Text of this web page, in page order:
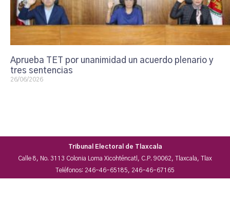
Aprueba TET por unanimidad un acuerdo plenario y
tres sentencias
26/06/2026
Tribunal Electoral de Tlaxcala
Calle 8, No. 3113 Colonia Loma Xicohténcatl, C.P. 90062, Tlaxcala, Tlax
Teléfonos: 246-46-65185, 246-46-67165